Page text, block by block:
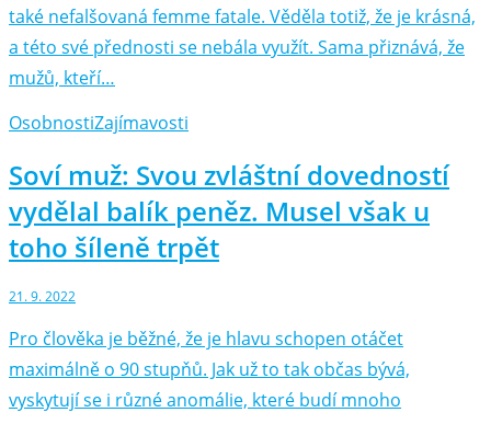
také nefalšovaná femme fatale. Věděla totiž, že je krásná,
a této své přednosti se nebála využít. Sama přiznává, že
mužů, kteří…
OsobnostiZajímavosti
Soví muž: Svou zvláštní dovedností
vydělal balík peněz. Musel však u
toho šíleně trpět
21. 9. 2022
Pro člověka je běžné, že je hlavu schopen otáčet
maximálně o 90 stupňů. Jak už to tak občas bývá,
vyskytují se i různé anomálie, které budí mnoho